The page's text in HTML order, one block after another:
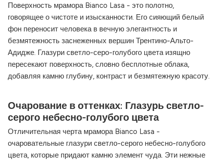
Поверхность мрамора Bianco Lasa - это полотно,
говорящее о чистоте и изысканности. Его сияющий белый
фон переносит человека в вечную элегантность и
безмятежность заснеженных вершин Трентино-Альто-
Адидже. Глазури светло-серо-голубого цвета изящно
пересекают поверхность, словно бесплотные облака,
добавляя камню глубину, контраст и безмятежную красоту.
Очарование в оттенках: Глазурь светло-
серого небесно-голубого цвета
Отличительная черта мрамора Bianco Lasa -
очаровательные глазури светло-серого небесно-голубого
цвета, которые придают камню элемент чуда. Эти нежные